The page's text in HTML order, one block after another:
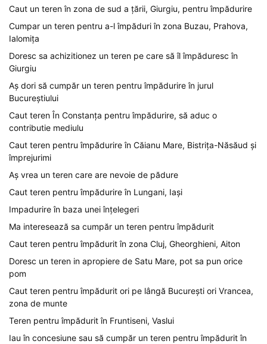
Caut un teren în zona de sud a țării, Giurgiu, pentru împădurire
Cumpar un teren pentru a-l împăduri în zona Buzau, Prahova,
Ialomița
Doresc sa achizitionez un teren pe care să îl împăduresc în
Giurgiu
Aș dori să cumpăr un teren pentru împădurire în jurul
Bucureștiului
Caut teren În Constanța pentru împădurire, să aduc o
contributie mediulu
Caut teren pentru împădurire în Căianu Mare, Bistrița-Năsăud și
împrejurimi
Aș vrea un teren care are nevoie de pădure
Caut teren pentru împădurire în Lungani, Iași
Impadurire în baza unei înțelegeri
Ma interesează sa cumpăr un teren pentru împădurit
Caut teren pentru împădurit în zona Cluj, Gheorghieni, Aiton
Doresc un teren in apropiere de Satu Mare, pot sa pun orice
pom
Caut teren pentru împădurit ori pe lângă București ori Vrancea,
zona de munte
Teren pentru împădurit în Fruntiseni, Vaslui
Iau în concesiune sau să cumpăr un teren pentru împădurit în